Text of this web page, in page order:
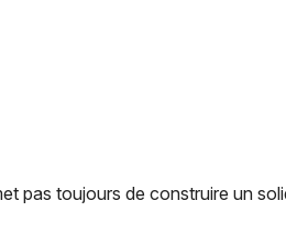
pas toujours de construire un